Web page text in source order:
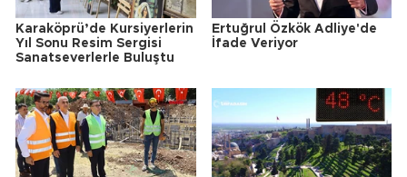
Karaköprü’de Kursiyerlerin
Yıl Sonu Resim Sergisi
Sanatseverlerle Buluştu
Ertuğrul Özkök Adliye'de
İfade Veriyor